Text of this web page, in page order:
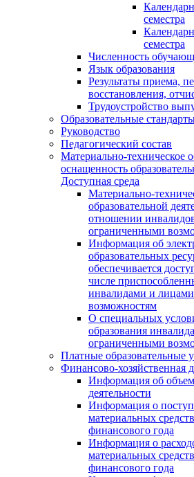
семестра
семестра
Численность
Язык образования
Результаты приема,
восстановления,
Трудоустройство
Образовательные
Руководство
Педагогический состав
Материально-техническое
оснащенность
Доступная среда
Материально-
образовательной
отношении
ограниченными
Информация об
образовательных
обеспечивается
числе
инвалидами и
возможностям
О специальных
образования
ограниченными
Платные образовательные
Финансово-хозяйственная
Информация об
деятельности
Информация о
материальных
финансового года
Информация о
материальных
финансового года